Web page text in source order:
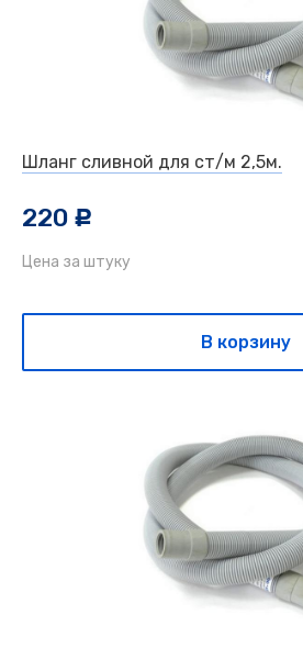
Шланг сливной для ст/м 2,5м.
220 c
Цена за штуку
В корзину